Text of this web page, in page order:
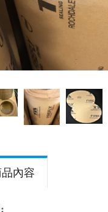
內容